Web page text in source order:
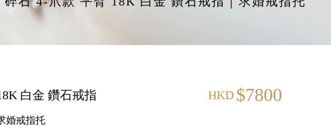
白金 鑽石戒指 HKD $7800
婚戒指托